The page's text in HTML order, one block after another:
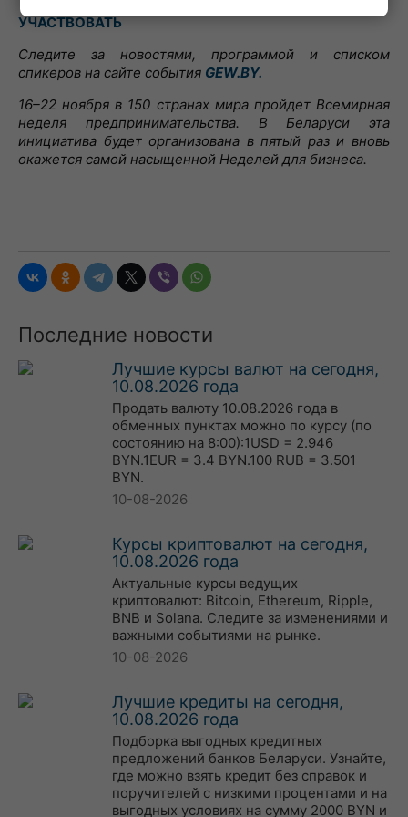
УЧАСТВОВАТЬ
Следите за новостями, программой и списком
спикеров на сайте события GEW.BY.
16–22 ноября в 150 странах мира пройдет Всемирная
неделя предпринимательства. В Беларуси эта
инициатива будет организована в пятый раз и вновь
окажется самой насыщенной Неделей для бизнеса.
Последние новости
Лучшие курсы валют на сегодня,
10.08.2026 года
Продать валюту 10.08.2026 года в
обменных пунктах можно по курсу (по
состоянию на 8:00):1USD = 2.946
BYN.1EUR = 3.4 BYN.100 RUB = 3.501
BYN.
10-08-2026
Курсы криптовалют на сегодня,
10.08.2026 года
Актуальные курсы ведущих
криптовалют: Bitcoin, Ethereum, Ripple,
BNB и Solana. Следите за изменениями и
важными событиями на рынке.
10-08-2026
Лучшие кредиты на сегодня,
10.08.2026 года
Подборка выгодных кредитных
предложений банков Беларуси. Узнайте,
где можно взять кредит без справок и
поручителей с низкими процентами и на
выгодных условиях на сумму 2000 BYN и